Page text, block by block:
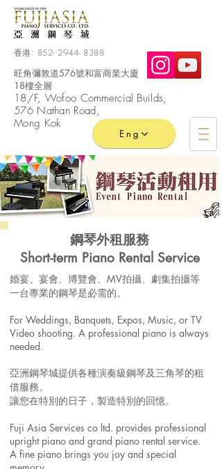
香港: 852- 2944- 8388
旺角彌敦道576號和富商業大廈
18樓全層
​18/F, Wofoo Commercial Builds,
576 Nathan Road,
Mong Kok
Eng
鋼琴外租服務
Short-term Piano Rental Service
婚宴、宴會、博覽會、MV拍攝、劇集拍攝等
一台專業的鋼琴是必需的。
​For Weddings, Banquets, Expos, Music, or TV
Video shooting. A professional piano is always
needed.
亞洲鋼琴城提供各種演奏級鋼琴及三角琴的租
借服務。
讓您在特別的日子，製造特別的回憶。
Fuji Asia Services co ltd. provides professional
upright piano and grand piano rental service.
A fine piano brings you joy and special